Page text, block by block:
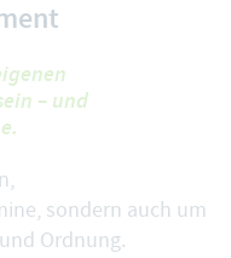
– und
sondern auch um
Ordnung.